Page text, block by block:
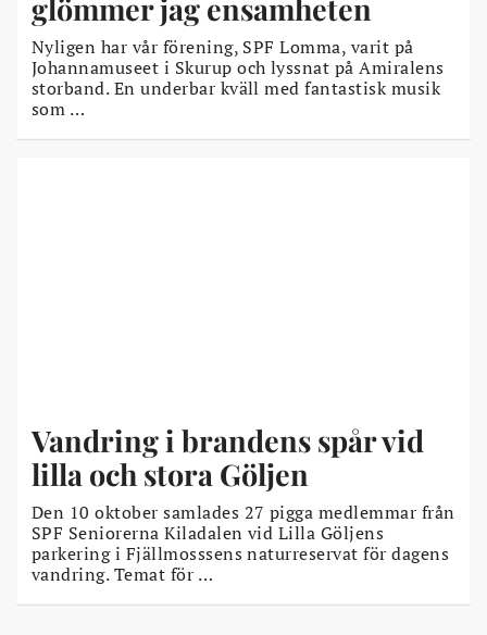
glömmer jag ensamheten
Nyligen har vår förening, SPF Lomma, varit på
Johannamuseet i Skurup och lyssnat på Amiralens
storband. En underbar kväll med fantastisk musik
som …
Vandring i brandens spår vid
lilla och stora Göljen
Den 10 oktober samlades 27 pigga medlemmar från
SPF Seniorerna Kiladalen vid Lilla Göljens
parkering i Fjällmosssens naturreservat för dagens
vandring. Temat för …